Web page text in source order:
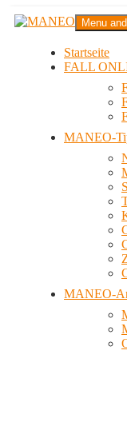
Zum
InhaltMANEO
Das schwule Anti-
Menu
Startseite
FALL
MANEO-
MANEO-